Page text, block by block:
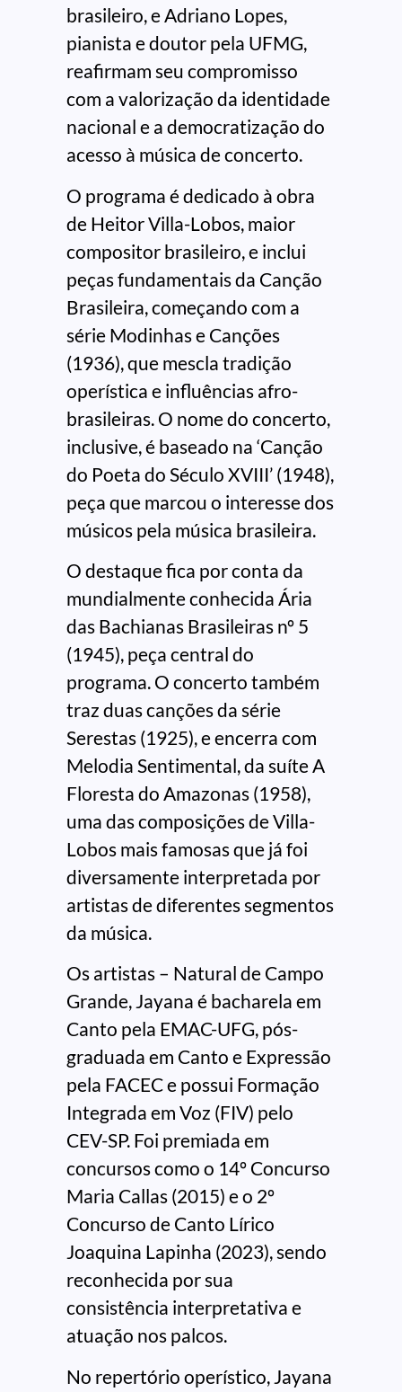
brasileiro, e Adriano Lopes,
pianista e doutor pela UFMG,
reafirmam seu compromisso
com a valorização da identidade
nacional e a democratização do
acesso à música de concerto.
O programa é dedicado à obra
de Heitor Villa-Lobos, maior
compositor brasileiro, e inclui
peças fundamentais da Canção
Brasileira, começando com a
série Modinhas e Canções
(1936), que mescla tradição
operística e influências afro-
brasileiras. O nome do concerto,
inclusive, é baseado na ‘Canção
do Poeta do Século XVIII’ (1948),
peça que marcou o interesse dos
músicos pela música brasileira.
O destaque fica por conta da
mundialmente conhecida Ária
das Bachianas Brasileiras nº 5
(1945), peça central do
programa. O concerto também
traz duas canções da série
Serestas (1925), e encerra com
Melodia Sentimental, da suíte A
Floresta do Amazonas (1958),
uma das composições de Villa-
Lobos mais famosas que já foi
diversamente interpretada por
artistas de diferentes segmentos
da música.
Os artistas – Natural de Campo
Grande, Jayana é bacharela em
Canto pela EMAC-UFG, pós-
graduada em Canto e Expressão
pela FACEC e possui Formação
Integrada em Voz (FIV) pelo
CEV-SP. Foi premiada em
concursos como o 14º Concurso
Maria Callas (2015) e o 2º
Concurso de Canto Lírico
Joaquina Lapinha (2023), sendo
reconhecida por sua
consistência interpretativa e
atuação nos palcos.
No repertório operístico, Jayana